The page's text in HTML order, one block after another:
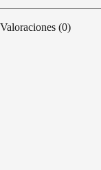
Valoraciones (0)